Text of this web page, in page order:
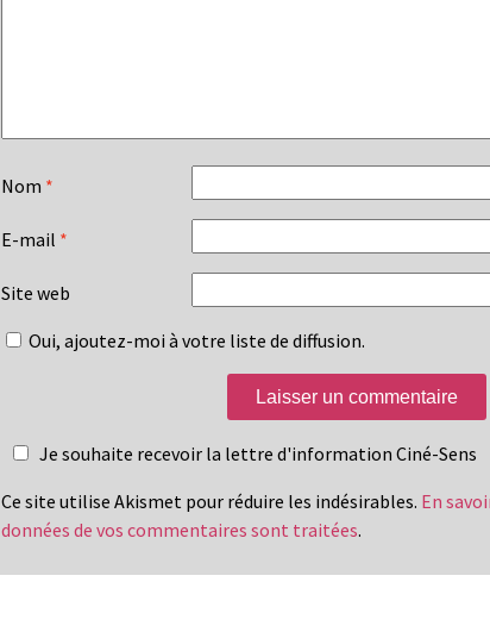
Nom *
E-mail *
Site web
Oui, ajoutez-moi à votre liste de diffusion.
Je souhaite recevoir la lettre d'information Ciné-Sens
Ce site utilise Akismet pour réduire les indésirables. En
données de vos commentaires sont traitées.